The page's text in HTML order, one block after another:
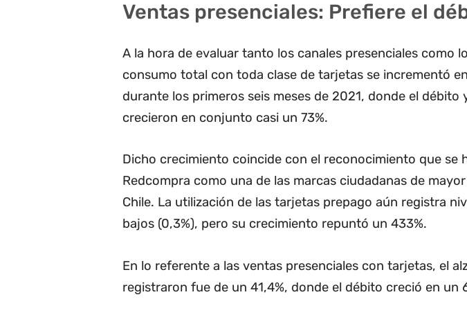
Ventas presenciales: Prefiere el
A la hora de evaluar tanto los canales presenciales como
consumo total con toda clase de tarjetas se incrementó
durante los primeros seis meses de 2021, donde el débito
crecieron en conjunto casi un 73%.
Dicho crecimiento coincide con el reconocimiento que se
Redcompra como una de las marcas ciudadanas de
Chile. La utilización de las tarjetas prepago aún registra
bajos (0,3%), pero su crecimiento repuntó un 433%.
En lo referente a las ventas presenciales con tarjetas, el
registraron fue de un 41,4%, donde el débito creció en un